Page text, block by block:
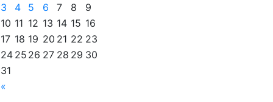
«
3
4 5 6 7 8
9
10 11 12 13 14 15 16
17 18 19 20 21 22 23
24 25 26 27 28 29 30
31